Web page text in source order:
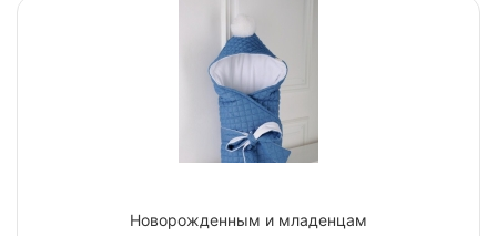
Новорожденным и младенцам